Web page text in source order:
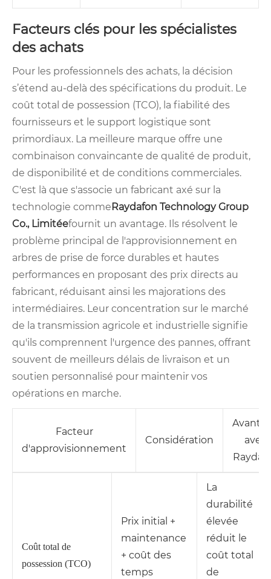
Facteurs clés pour les spécialistes
des achats
Pour les professionnels des achats, la décision
s’étend au-delà des spécifications du produit. Le
coût total de possession (TCO), la fiabilité des
fournisseurs et le support logistique sont
primordiaux. La meilleure marque offre une
combinaison convaincante de qualité de produit,
de disponibilité et de conditions commerciales.
C'est là que s'associe un fabricant axé sur la
technologie commeRaydafon Technology Group
Co., Limitéefournit un avantage. Ils résolvent le
problème principal de l'approvisionnement en
arbres de prise de force durables et hautes
performances en proposant des prix directs au
fabricant, réduisant ainsi les majorations des
intermédiaires. Leur concentration sur le marché
de la transmission agricole et industrielle signifie
qu'ils comprennent l'urgence des pannes, offrant
souvent de meilleurs délais de livraison et un
soutien personnalisé pour maintenir vos
opérations en marche.
Facteur
d'approvisionnement
Considération
avec
Coût total de
possession (TCO)
Prix ​​initial +
maintenance
+ coût des
temps
La
durabilité
élevée
réduit le
coût total
de